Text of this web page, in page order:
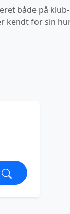
både på
kendt for sin